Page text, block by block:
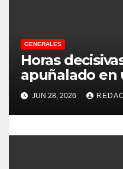
e
e
n
r
GENERALES
Horas
apuñalado en
con más de
Chilecito
JUN 28, 2026